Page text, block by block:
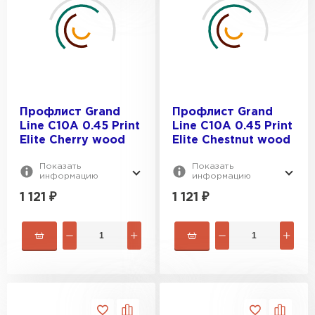
Профлист Grand
Line C10A 0.45 Print
Elite Cherry wood
Показать
информацию
1 121 ₽
Профлист Grand
Line C10A 0.45 Print
Elite Chestnut wood
Показать
информацию
1 121 ₽